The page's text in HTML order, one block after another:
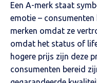
Een A-merk staat
emotie –
merken omdat ze
omdat het status of
hogere prijs zijn deze
consumenten bereid